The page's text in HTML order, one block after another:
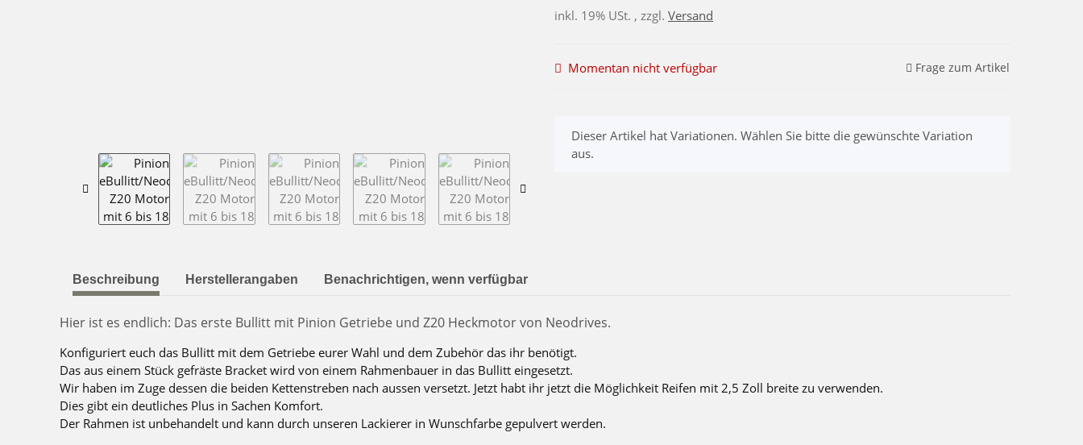
inkl. 19% USt. , zzgl. Versand
Momentan nicht verfügbar Frage zum Artikel
x
Dieser Artikel hat Variationen. Wählen Sie bitte die gewünschte Variation
aus.
weitere Registerkarten anzeigen
Beschreibung Herstellerangaben Benachrichtigen, wenn verfügbar
Hier ist es endlich: Das erste Bullitt mit Pinion Getriebe und Z20 Heckmotor von Neodrives.
Konfiguriert euch das Bullitt mit dem Getriebe eurer Wahl und dem Zubehör das ihr benötigt.
Das aus einem Stück gefräste Bracket wird von einem Rahmenbauer in das Bullitt eingesetzt.
Wir haben im Zuge dessen die beiden Kettenstreben nach aussen versetzt. Jetzt habt ihr jetzt die Möglichkeit Reifen mit 2,5 Zoll breite zu verwenden.
Dies gibt ein deutliches Plus in Sachen Komfort.
Der Rahmen ist unbehandelt und kann durch unseren Lackierer in Wunschfarbe gepulvert werden.